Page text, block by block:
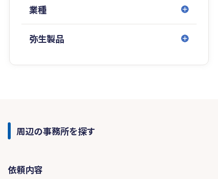
業種
弥生製品
周辺の事務所を探す
依頼内容